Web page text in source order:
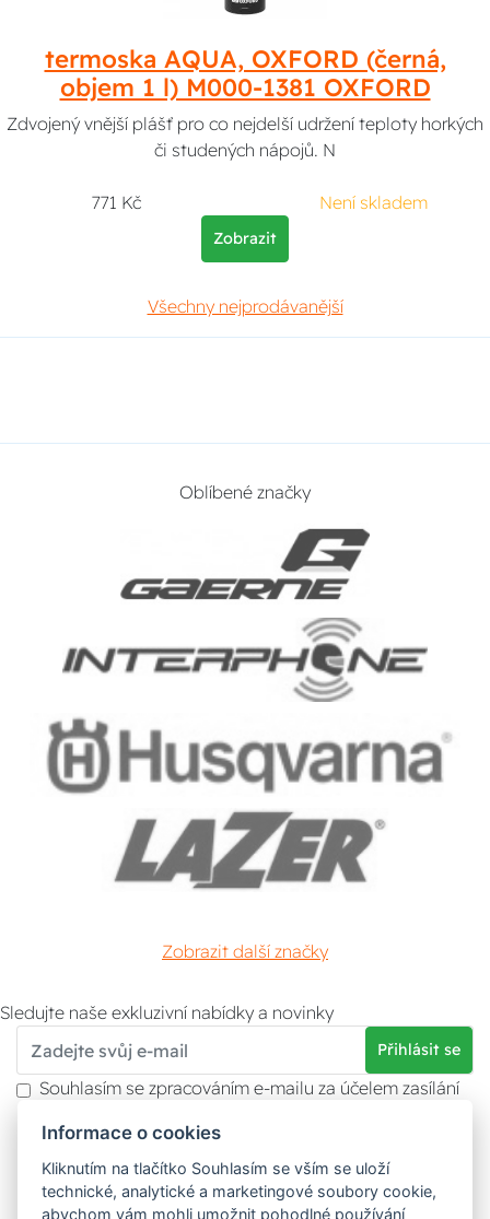
termoska AQUA, OXFORD (černá,
objem 1 l) M000-1381 OXFORD
Zdvojený vnější plášť pro co nejdelší udržení teploty horkých
či studených nápojů. N
771 Kč Není skladem
Zobrazit
Všechny nejprodávanější
Oblíbené značky
Zobrazit další značky
Sledujte naše exkluzivní nabídky a novinky
Přihlásit se
Souhlasím se zpracováním e-mailu za účelem zasílání
Více informací naleznete v
údajů . Souhlas můžete kdykoliv odvolat.
Informace o cookies
Kliknutím na tlačítko Souhlasím se vším se uloží
technické, analytické a marketingové soubory cookie,
abychom vám mohli umožnit pohodlné používání